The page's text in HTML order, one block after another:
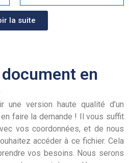
la suite
en
une version haute qualité d’un
faire la demande ! Il vous suffit
vos coordonnées, et de nous
accéder à ce fichier. Cela
vos besoins. Nous serons